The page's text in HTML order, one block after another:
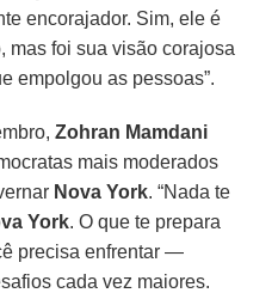
encorajador. Sim, ele é
mas foi sua visão corajosa
empolgou as pessoas”.
Zohran Mamdani
mais moderados
Nova York. “Nada te
York. O que te prepara
precisa enfrentar —
cada vez maiores.